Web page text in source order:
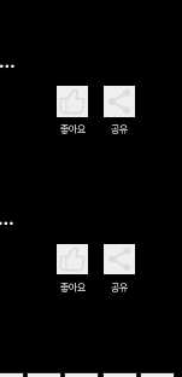
좋아요 공유
좋아요 공유